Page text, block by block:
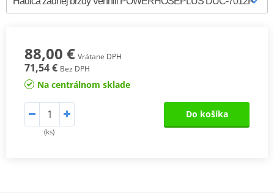
88,00 € Vrátane DPH
71,54 € Bez DPH
Na centrálnom sklade
(ks)
Do košíka